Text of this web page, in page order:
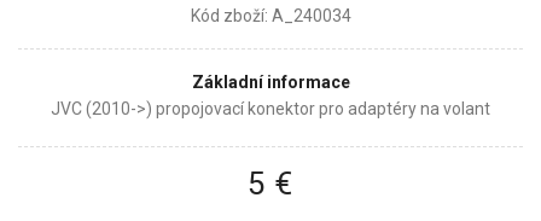
Kód zboží: A_240034
Základní informace
JVC (2010->) propojovací konektor pro adaptéry na volant
5 €